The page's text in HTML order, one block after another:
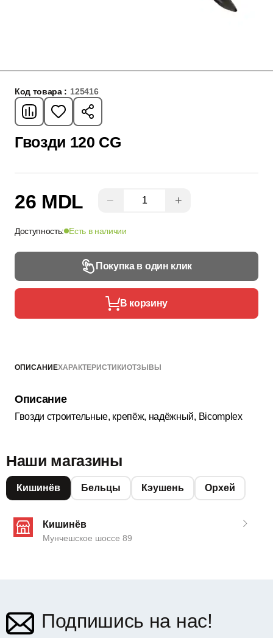
Код товара : 125416
Гвозди 120 CG
26 MDL − +
Доступность: Есть в наличии
Покупка в один клик
В корзину
ОПИСАНИЕХАРАКТЕРИСТИКИОТЗЫВЫ
Описание
Гвозди строительные, крепёж, надёжный, Bicomplex
Наши магазины
Кишинёв Бельцы Кэушень Орхей
Кишинёв
Мунчешское шоссе 89
Подпишись на нас!